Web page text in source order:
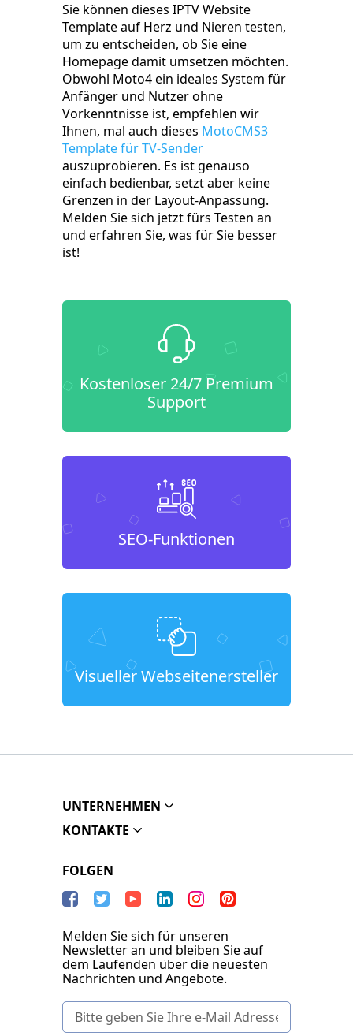
Sie können dieses IPTV Website
Template auf Herz und Nieren testen,
um zu entscheiden, ob Sie eine
Homepage damit umsetzen möchten.
Obwohl Moto4 ein ideales System für
Anfänger und Nutzer ohne
Vorkenntnisse ist, empfehlen wir
Ihnen, mal auch dieses MotoCMS3
Template für TV-Sender
auszuprobieren. Es ist genauso
einfach bedienbar, setzt aber keine
Grenzen in der Layout-Anpassung.
Melden Sie sich jetzt fürs Testen an
und erfahren Sie, was für Sie besser
ist!
Kostenloser 24/7 Premium
Support
SEO-Funktionen
Visueller Webseitenersteller
UNTERNEHMEN
KONTAKTE
FOLGEN
Melden Sie sich für unseren
Newsletter an und bleiben Sie auf
dem Laufenden über die neuesten
Nachrichten und Angebote.